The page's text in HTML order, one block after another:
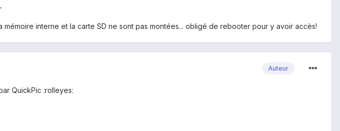
interne et la carte SD ne sont pas montées... obligé de rebooter pour y avoir accès!
Auteur
QuickPic :rolleyes: